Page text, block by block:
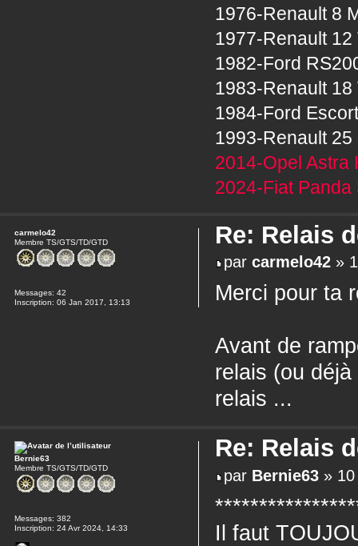
1976-Renault 8
1977-Renault 12
1982-Ford
1983-Renault
1984-Ford
1993-Renault
2014-Opel Astra
2024-Fiat
Re: Relais
parcarmelo42 »
Merci pour ta
Avant de
relais (ou
relais ...
carmelo42
Membre TS/GTS/TD/GTD
Messages: 42
Inscription: 06 Jan 2017, 13:13
Re: Relais
par Bernie63 »
Il faut
Bernie63
Membre TS/GTS/TD/GTD
Messages: 382
Inscription: 24 Avr 2024, 14:33